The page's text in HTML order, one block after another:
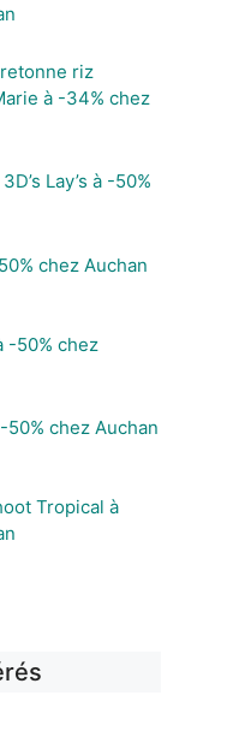
riz
à -34% chez
Lay’s à -50%
chez Auchan
-50% chez
chez Auchan
Tropical à